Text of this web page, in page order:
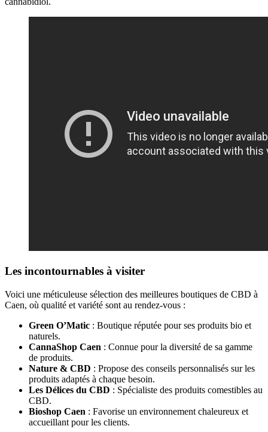
Les incontournables à visiter
Voici une méticuleuse sélection des meilleures boutiques de CBD à
Caen, où qualité et variété sont au rendez-vous :
Green O’Matic : Boutique réputée pour ses produits bio et
naturels.
CannaShop Caen : Connue pour la diversité de sa gamme
de produits.
Nature & CBD : Propose des conseils personnalisés sur les
produits adaptés à chaque besoin.
Les Délices du CBD : Spécialiste des produits comestibles au
CBD.
Bioshop Caen : Favorise un environnement chaleureux et
accueillant pour les clients.